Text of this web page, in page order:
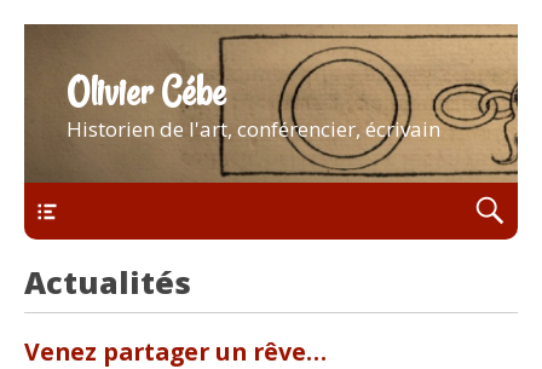
Olivier Cébe
Historien de l'art, conférencier, écrivain
Actualités
Venez partager un rêve…